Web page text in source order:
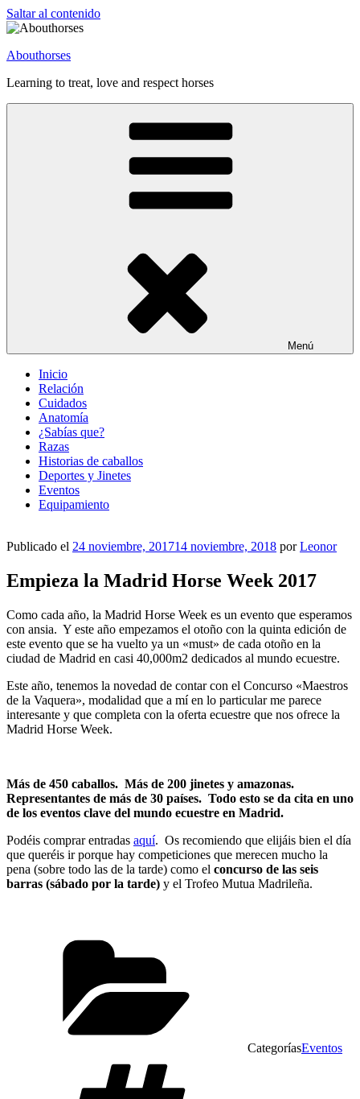
Saltar al contenido
Abouthorses
Learning to treat, love and respect horses
Menú
Inicio
Relación
Cuidados
Anatomía
¿Sabías que?
Razas
Historias de caballos
Deportes y Jinetes
Eventos
Equipamiento
Publicado el 24 noviembre, 201714 noviembre, 2018 porLeonor
Empieza la Madrid Horse Week 2017
Como cada año, la Madrid Horse Week es un evento que esperamos
con ansia. Y este año empezamos el otoño con la quinta edición de
este evento que se ha vuelto ya un «must» de cada otoño en la
ciudad de Madrid en casi 40,000m2 dedicados al mundo ecuestre.
Este año, tenemos la novedad de contar con el Concurso «Maestros
de la Vaquera», modalidad que a mí en lo particular me parece
interesante y que completa con la oferta ecuestre que nos ofrece la
Madrid Horse Week.
Más de 450 caballos. Más de 200 jinetes y amazonas.
Representantes de más de 30 países. Todo esto se da cita en uno
de los eventos clave del mundo ecuestre en Madrid.
Podéis comprar entradas aquí. Os recomiendo que elijáis bien el día
que queréis ir porque hay competiciones que merecen mucho la
pena (sobre todo las de la tarde) como el concurso de las seis
barras (sábado por la tarde) y el Trofeo Mutua Madrileña.
CategoríasEventos